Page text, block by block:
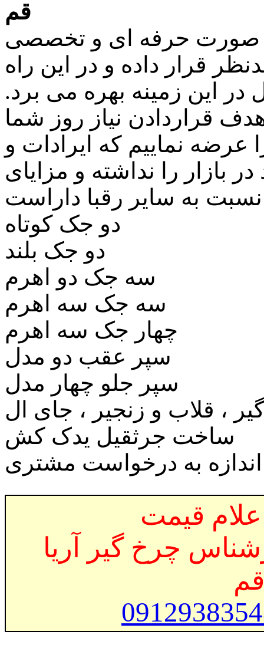
قم
صورت حرفه ای و تخصصی
قرار داده و در این راه
در این زمینه بهره می برد.
قراردادن نیاز روز شما
نماییم که ایرادات و
بازار را نداشته و مزایای
دو جک کوتاه
دو جک بلند
سه جک دو اهرم
سه جک سه اهرم
چهار جک سه اهرم
سپر عقب دو مدل
سپر جلو چهار مدل
، قلاب و زنجیر ، جای ال
ساخت جرثقیل یدک کش
به درخواست مشتری
قیمت
چرخ گیر آریا